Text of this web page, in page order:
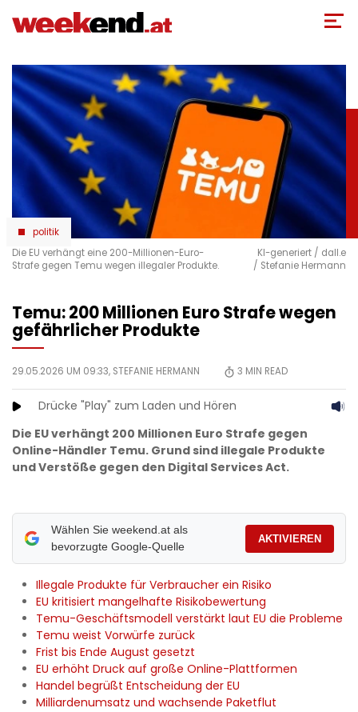
zum
politik
Die EU verhängt eine 200-Millionen-Euro-
Strafe gegen Temu wegen illegaler Produkte.
KI-generiert / dall.e
/ Stefanie Hermann
Temu: 200 Millionen Euro Strafe wegen
gefährlicher Produkte
29.05.2026 UM 09:33, STEFANIE HERMANN 3 MIN READ
Drücke "Play" zum Laden und Hören
Die EU verhängt 200 Millionen Euro Strafe gegen
Online-Händler Temu. Grund sind illegale Produkte
und Verstöße gegen den Digital Services Act.
Wählen Sie weekend.at als
bevorzugte Google-Quelle
AKTIVIEREN
Illegale Produkte für Verbraucher ein Risiko
EU kritisiert mangelhafte Risikobewertung
Temu-Geschäftsmodell verstärkt laut EU die Probleme
Temu weist Vorwürfe zurück
Frist bis Ende August gesetzt
EU erhöht Druck auf große Online-Plattformen
Handel begrüßt Entscheidung der EU
Milliardenumsatz und wachsende Paketflut